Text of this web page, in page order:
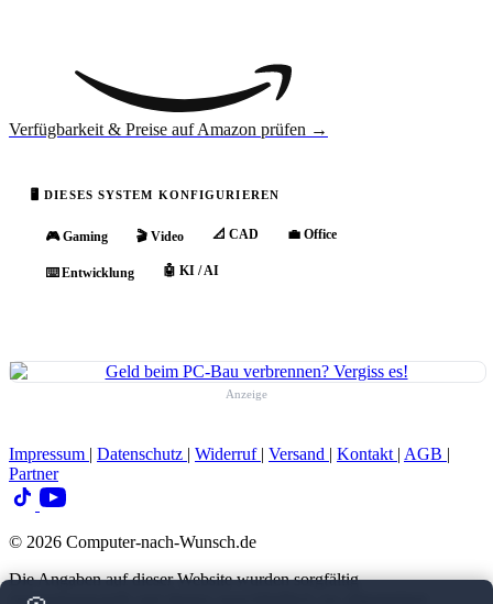
Verfügbarkeit & Preise auf Amazon prüfen →
🖥 DIESES SYSTEM KONFIGURIEREN
🎮 Gaming 🎬 Video 📐 CAD 💼 Office
⌨️ Entwicklung 🤖 KI / AI
Anzeige
Impressum | Datenschutz | Widerruf | Versand | Kontakt | AGB |
Partner
© 2026 Computer-nach-Wunsch.de
Die Angaben auf dieser Website wurden sorgfältig
zusammengestellt und dienen ausschließlich zur allgemeinen